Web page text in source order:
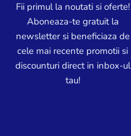
Fii primul la noutati si oferte!
Aboneaza-te gratuit la
newsletter si beneficiaza de
cele mai recente promotii si
discounturi direct in inbox-ul
tau!